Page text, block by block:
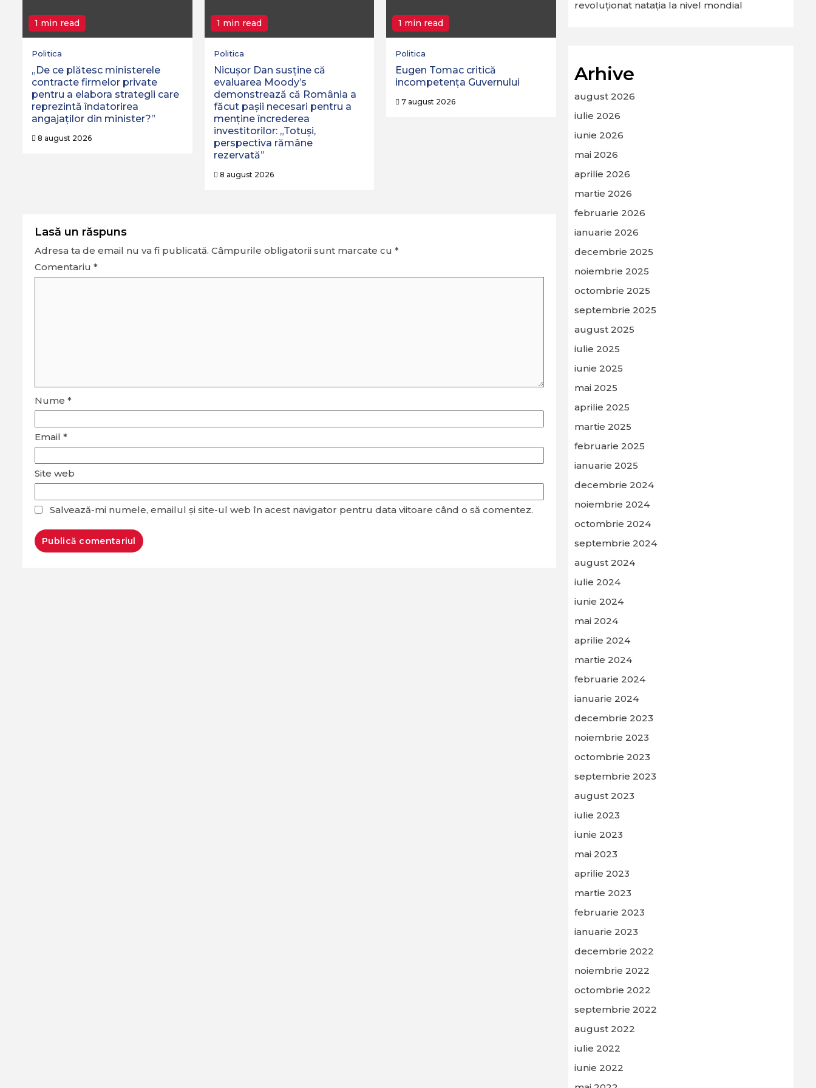
1 min read
Politica
„De ce plătesc ministerele
contracte firmelor private
pentru a elabora strategii care
reprezintă îndatorirea
angajaților din minister?”
8 august 2026
1 min read
Politica
Nicușor Dan susține că
evaluarea Moody’s
demonstrează că România a
făcut pașii necesari pentru a
menține încrederea
investitorilor: „Totuși,
perspectiva rămâne
rezervată”
8 august 2026
1 min read
Politica
Eugen Tomac critică
incompetența Guvernului
7 august 2026
Lasă un răspuns
Adresa ta de email nu va fi publicată. Câmpurile obligatorii sunt marcate cu *
Comentariu *
Nume *
Email *
Site web
Salvează-mi numele, emailul și site-ul web în acest navigator pentru data viitoare când o să comentez.
revoluționat natația la nivel mondial
Arhive
august 2026
iulie 2026
iunie 2026
mai 2026
aprilie 2026
martie 2026
februarie 2026
ianuarie 2026
decembrie 2025
noiembrie 2025
octombrie 2025
septembrie 2025
august 2025
iulie 2025
iunie 2025
mai 2025
aprilie 2025
martie 2025
februarie 2025
ianuarie 2025
decembrie 2024
noiembrie 2024
octombrie 2024
septembrie 2024
august 2024
iulie 2024
iunie 2024
mai 2024
aprilie 2024
martie 2024
februarie 2024
ianuarie 2024
decembrie 2023
noiembrie 2023
octombrie 2023
septembrie 2023
august 2023
iulie 2023
iunie 2023
mai 2023
aprilie 2023
martie 2023
februarie 2023
ianuarie 2023
decembrie 2022
noiembrie 2022
octombrie 2022
septembrie 2022
august 2022
iulie 2022
iunie 2022